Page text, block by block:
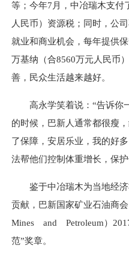
等；今年7月，中冶瑞木支付
人民币）资源税；同时，公
就业和商业机会，每年提供
万基纳（合8560万元人民币
善，民众生活越来越好。
高永学笑着说：“告诉你
的时候，巴新人通常都很瘦
了保障，安居乐业，我的好
法帮他们控制体重增长，保
鉴于中冶瑞木为当地经济
贡献，巴新国家矿业石油
Mines and Petroleum）
范”奖章。